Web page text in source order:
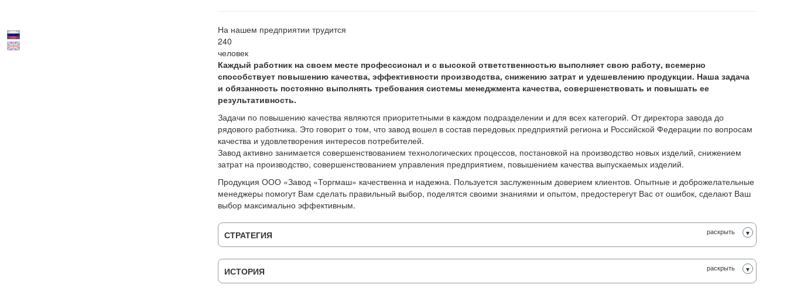
На нашем предприятии трудится
240
человек
Каждый работник на своем месте профессионал и с высокой ответственностью выполняет свою работу, всемерно
способствует повышению качества, эффективности производства, снижению затрат и удешевлению продукции. Наша задача
и обязанность постоянно выполнять требования системы менеджмента качества, совершенствовать и повышать ее
результативность.
Задачи по повышению качества являются приоритетными в каждом подразделении и для всех категорий. От директора завода до
рядового работника. Это говорит о том, что завод вошел в состав передовых предприятий региона и Российской Федерации по вопросам
качества и удовлетворения интересов потребителей.
Завод активно занимается совершенствованием технологических процессов, постановкой на производство новых изделий, снижением
затрат на производство, совершенствованием управления предприятием, повышением качества выпускаемых изделий.
Продукция ООО «Завод «Торгмаш» качественна и надежна. Пользуется заслуженным доверием клиентов. Опытные и доброжелательные
менеджеры помогут Вам сделать правильный выбор, поделятся своими знаниями и опытом, предостерегут Вас от ошибок, сделают Ваш
выбор максимально эффективным.
СТРАТЕГИЯ
ИСТОРИЯ